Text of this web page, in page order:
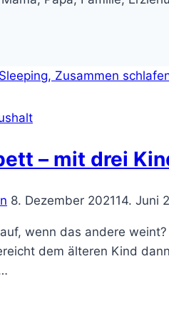
– mit drei
8. Dezember 202114. Juni
wenn das andere
dem älteren Kind